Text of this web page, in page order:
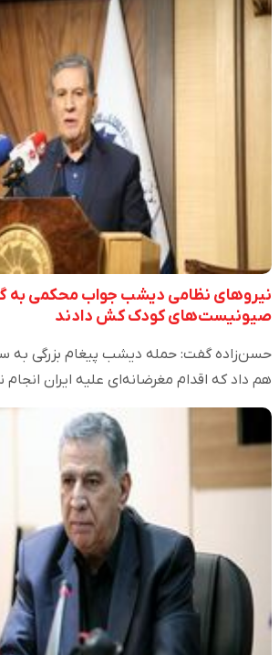
نیروهای نظامی دیشب جواب محکمی به
صیونیست‌های کودک کش دادند
حسن‌زاده گفت: حمله دیشب پیغام بزرگی به
هم داد که اقدام مغرضانه‌ای علیه ایران انجام